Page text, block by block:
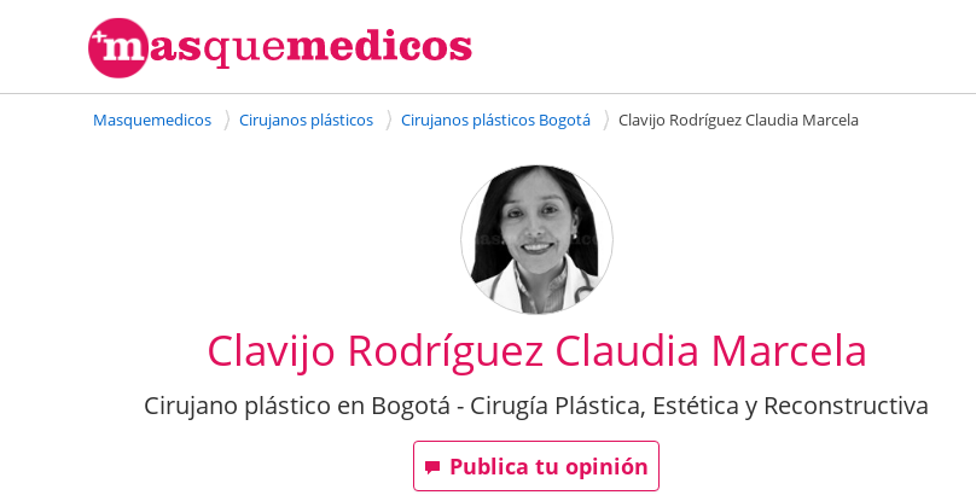
Masquemedicos Cirujanos plásticos Cirujanos plásticos Bogotá Clavijo Rodríguez Claudia Marcela
Clavijo Rodríguez Claudia Marcela
Cirujano plástico en Bogotá - Cirugía Plástica, Estética y Reconstructiva
Publica tu opinión